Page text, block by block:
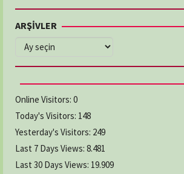
ARŞİVLER
ARŞİVLER
Online Visitors: 0
Today's Visitors: 148
Yesterday's Visitors: 249
Last 7 Days Views: 8.481
Last 30 Days Views: 19.909